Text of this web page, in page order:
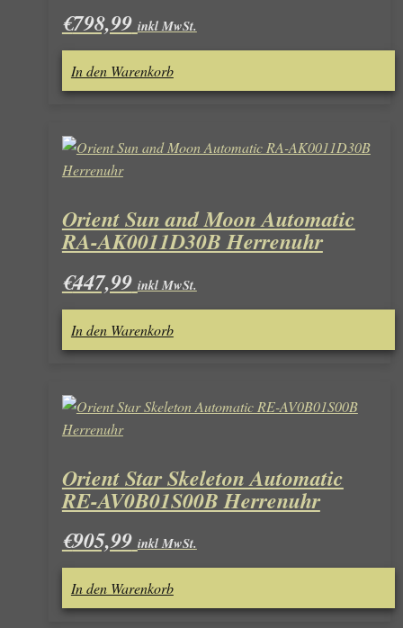
€798,99 inkl MwSt.
In den Warenkorb
Orient Sun and Moon Automatic
RA-AK0011D30B Herrenuhr
€447,99 inkl MwSt.
In den Warenkorb
Orient Star Skeleton Automatic
RE-AV0B01S00B Herrenuhr
€905,99 inkl MwSt.
In den Warenkorb